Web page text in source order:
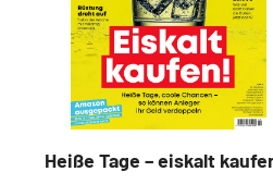
Heiße Tage – eiskalt